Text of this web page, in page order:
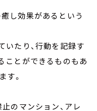
し効果があるという
たり、行動を記録す
ことができるものもあ
す。
のマンション、アレ